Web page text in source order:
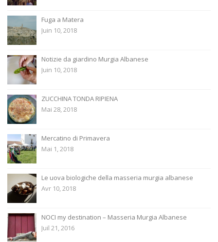
Fuga a Matera
Juin 10, 2018
Notizie da giardino Murgia Albanese
Juin 10, 2018
ZUCCHINA TONDA RIPIENA
Mai 28, 2018
Mercatino di Primavera
Mai 1, 2018
Le uova biologiche della masseria murgia albanese
Avr 10, 2018
NOCI my destination – Masseria Murgia Albanese
Juil 21, 2016